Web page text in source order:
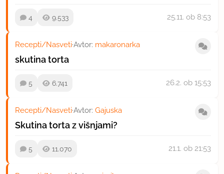
4 9.533 25.11. ob 8:53
Recepti/Nasveti·Avtor: makaronarka
skutina torta
5 6.741 26.2. ob 15:53
Recepti/Nasveti·Avtor: Gajuska
Skutina torta z višnjami?
5 11.070 21.1. ob 21:53